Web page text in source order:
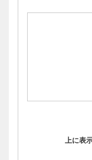
上に表